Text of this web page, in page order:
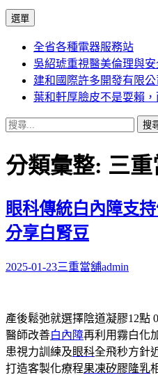
選單
主
要
內
容
全省各種電器服務站
吳紹琥重視醫美倫理與安
建和國際許多開發有限
葉和軒厚臉皮不是耍賴
搜
關
鍵
分類彙整: 三重
眼科傳統白內障支
分享白腎豆
2025-01-23三重當舖admin
產後鬆弛就選擇陰道凝膠12點
醫師改善白內障再利用霧白化
患視力訓練及眼科全飛秒方針
打造客製化療程果凍矽膠隆乳